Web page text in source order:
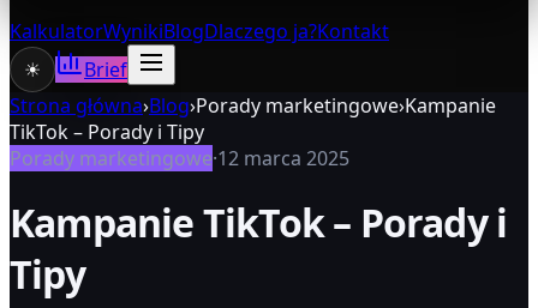
KalkulatorWynikiBlogDlaczego ja?Kontakt
☀
Brief
Strona główna›Blog›Porady marketingowe›Kampanie
TikTok – Porady i Tipy
Porady marketingowe·12 marca 2025
Kampanie TikTok – Porady i
Tipy